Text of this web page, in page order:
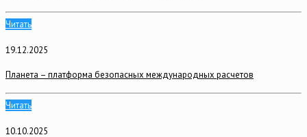
Читать
19.12.2025
Планета – платформа безопасных международных расчетов
Читать
10.10.2025